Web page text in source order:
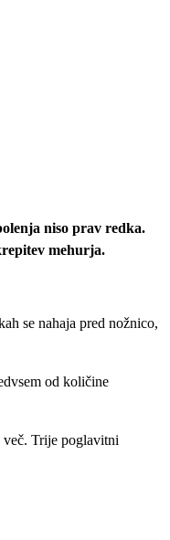
niso prav redka.
mehurja.
se nahaja pred nožnico,
od količine
več. Trije poglavitni